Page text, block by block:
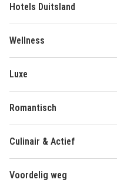
Hotels Duitsland
Wellness
Luxe
Romantisch
Culinair & Actief
Voordelig weg